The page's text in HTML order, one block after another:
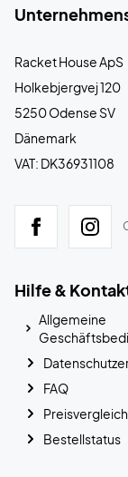
Racket House ApS
Holkebjergvej 120
5250 Odense SV
Dänemark
VAT: DK36931108
Hilfe &
Allgemeine
FAQ
Preisvergleich
Bestellstatus